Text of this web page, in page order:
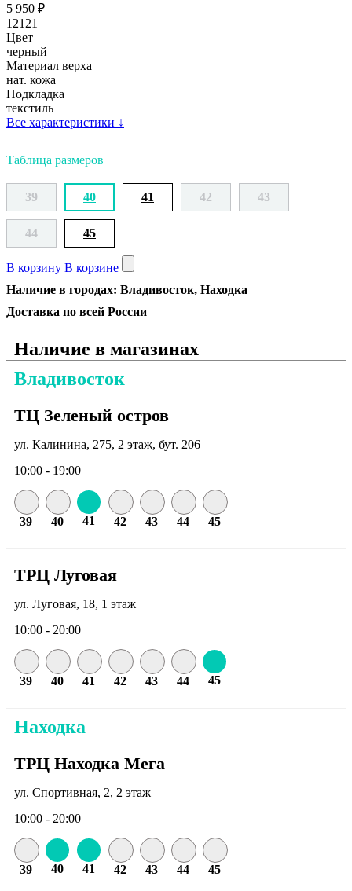
5 950 ₽
12121
Цвет
черный
Материал верха
нат. кожа
Подкладка
текстиль
Все характеристики ↓
Таблица размеров
39 40 41 42 43
44 45
В корзину В корзине
Наличие в городах: Владивосток, Находка
Доставка по всей России
Наличие в магазинах
Владивосток
ТЦ Зеленый остров
ул. Калинина, 275, 2 этаж, бут. 206
10:00 - 19:00
39 40 41 42 43 44 45
ТРЦ Луговая
ул. Луговая, 18, 1 этаж
10:00 - 20:00
39 40 41 42 43 44 45
Находка
ТРЦ Находка Мега
ул. Спортивная, 2, 2 этаж
10:00 - 20:00
39 40 41 42 43 44 45